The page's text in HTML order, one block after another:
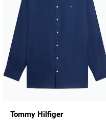
Vanguard
Alle Merken
Tommy Hilfiger